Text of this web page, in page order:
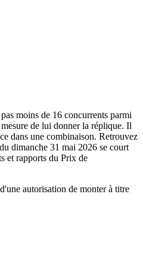
moins de 16 concurrents parmi
de lui donner la réplique. Il
dans une combinaison. Retrouvez
du dimanche 31 mai 2026 se court
et rapports du Prix de
autorisation de monter à titre